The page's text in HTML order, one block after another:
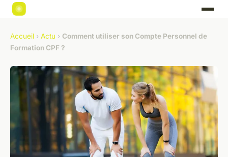
Accueil › Actu › Comment utiliser son Compte Personnel de
Formation CPF ?